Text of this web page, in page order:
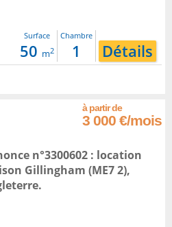
Surface
50 m2
Chambre
1 Détails
3 000 €/mois
n°3300602 : location
Gillingham (ME7 2),
.